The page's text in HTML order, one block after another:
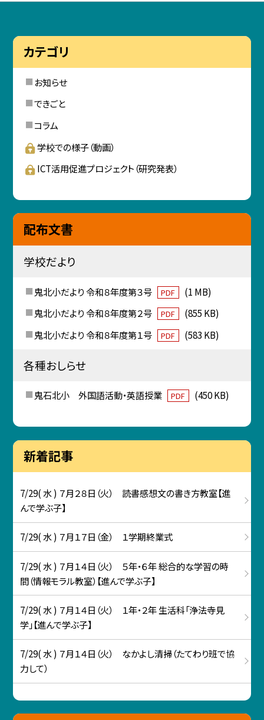
カテゴリ
お知らせ
できごと
コラム
学校での様子（動画）
ICT活用促進プロジェクト（研究発表）
配布文書
学校だより
鬼北小だより 令和８年度第３号 PDF
(1 MB)
鬼北小だより 令和８年度第２号
PDF
(855 KB)
鬼北小だより 令和８年度第１号
PDF (583 KB)
各種おしらせ
鬼石北小 外国語活動・英語授業 PDF (450 KB)
新着記事
7/29( 水 ) ７月２８日（火） 読書感想文の書き方教室【進
んで学ぶ子】
7/29( 水 ) ７月１７日（金） １学期終業式
7/29( 水 ) ７月１４日（火） ５年・６年 総合的な学習の時
間（情報モラル教室）【進んで学ぶ子】
7/29( 水 ) ７月１４日（火） １年・２年 生活科「浄法寺見
学」【進んで学ぶ子】
7/29( 水 ) ７月１４日（火） なかよし清掃（たてわり班で協
力して）